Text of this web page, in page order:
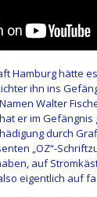
Hamburg hätte
ihn ins
Walter
er im Gefängnis
durch
„OZ“-
auf
eigentlich auf